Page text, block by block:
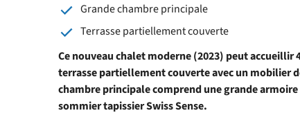
Grande chambre principale
Terrasse partiellement couverte
Ce nouveau chalet moderne (2023) peut accueillir
terrasse partiellement couverte avec un mobilier
chambre principale comprend une grande
sommier tapissier Swiss Sense.